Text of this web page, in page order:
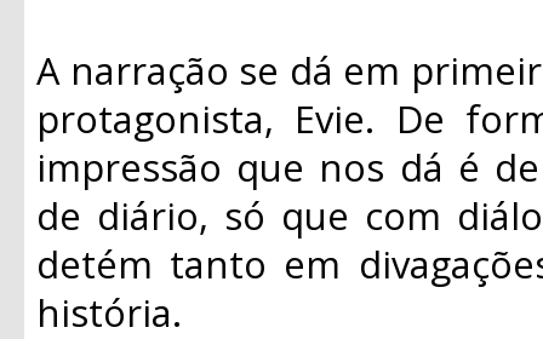
A narração se dá em
protagonista, Evie. De
impressão que nos dá é
de diário, só que com
detém tanto em
história.